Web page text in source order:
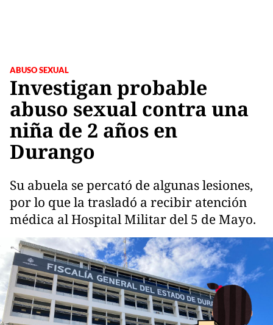
ABUSO SEXUAL
Investigan probable
abuso sexual contra una
niña de 2 años en
Durango
Su abuela se percató de algunas lesiones,
por lo que la trasladó a recibir atención
médica al Hospital Militar del 5 de Mayo.